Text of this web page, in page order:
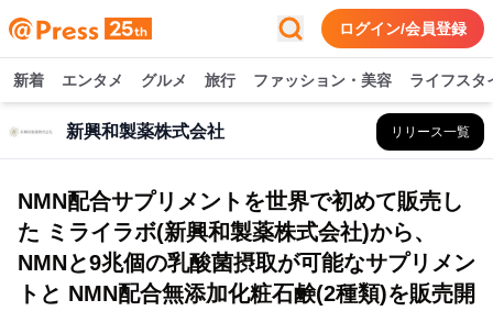
ログイン/会員登録
新着 エンタメ グルメ 旅行 ファッション・美容 ライフスタ
新興和製薬株式会社 リリース一覧
NMN配合サプリメントを世界で初めて販売し
た ミライラボ(新興和製薬株式会社)から、
NMNと9兆個の乳酸菌摂取が可能なサプリメン
トと NMN配合無添加化粧石鹸(2種類)を販売開